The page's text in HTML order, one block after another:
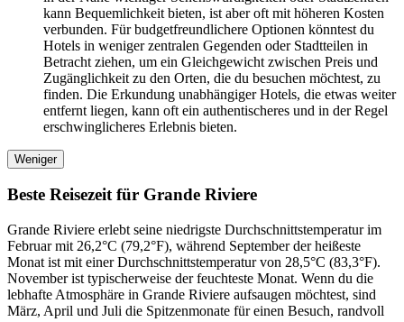
kann Bequemlichkeit bieten, ist aber oft mit höheren Kosten
verbunden. Für budgetfreundlichere Optionen könntest du
Hotels in weniger zentralen Gegenden oder Stadtteilen in
Betracht ziehen, um ein Gleichgewicht zwischen Preis und
Zugänglichkeit zu den Orten, die du besuchen möchtest, zu
finden. Die Erkundung unabhängiger Hotels, die etwas weiter
entfernt liegen, kann oft ein authentischeres und in der Regel
erschwinglicheres Erlebnis bieten.
Weniger
Beste Reisezeit für Grande Riviere
Grande Riviere erlebt seine niedrigste Durchschnittstemperatur im
Februar mit 26,2°C (79,2°F), während September der heißeste
Monat ist mit einer Durchschnittstemperatur von 28,5°C (83,3°F).
November ist typischerweise der feuchteste Monat. Wenn du die
lebhafte Atmosphäre in Grande Riviere aufsaugen möchtest, sind
März, April und Juli die Spitzenmonate für einen Besuch, randvoll